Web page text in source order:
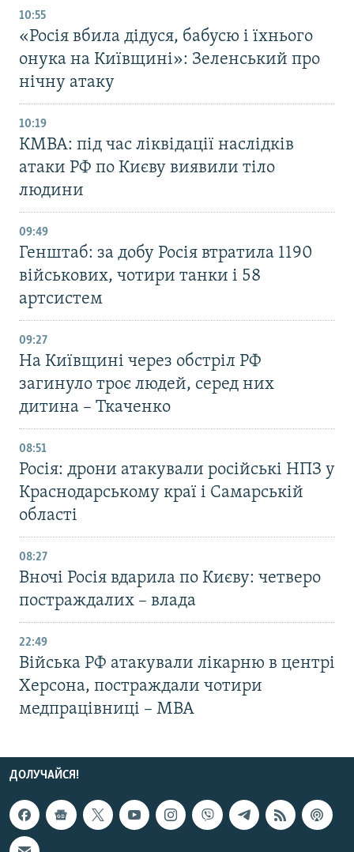
10:55
«Росія вбила дідуся, бабусю і їхнього
онука на Київщині»: Зеленський про
нічну атаку
10:19
КМВА: під час ліквідації наслідків
атаки РФ по Києву виявили тіло
людини
09:49
Генштаб: за добу Росія втратила 1190
військових, чотири танки і 58
артсистем
09:27
На Київщині через обстріл РФ
загинуло троє людей, серед них
дитина – Ткаченко
08:51
Росія: дрони атакували російські НПЗ у
Краснодарському краї і Самарській
області
08:27
Вночі Росія вдарила по Києву: четверо
постраждалих – влада
22:49
Війська РФ атакували лікарню в центрі
Херсона, постраждали чотири
медпрацівниці – МВА
ДОЛУЧАЙСЯ!